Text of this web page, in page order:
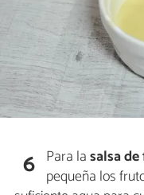
6 Para lasalsa
pequeña los